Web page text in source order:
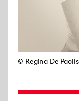
© Regina De Paolis